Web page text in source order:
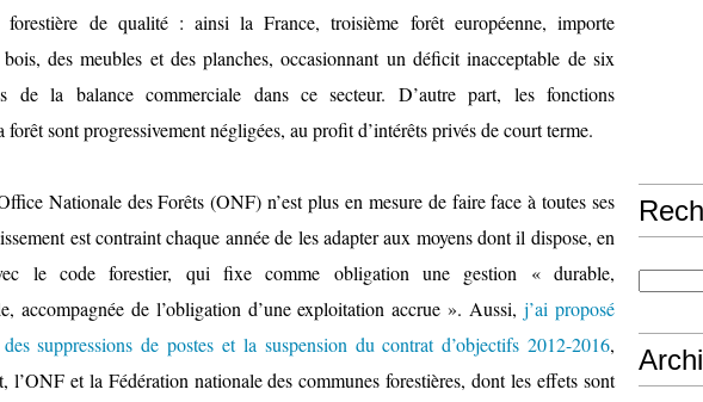
forestière de qualité : ainsi la France, troisième forêt européenne, importe
des meubles et des planches, occasionnant un déficit inacceptable de six
de la balance commerciale dans ce secteur. D’autre part, les fonctions
forêt sont progressivement négligées, au profit d’intérêts privés de court terme.
Nationale des Forêts (ONF) n’est plus en mesure de faire face à toutes ses
est contraint chaque année de les adapter aux moyens dont il dispose, en
le code forestier, qui fixe comme obligation une gestion « durable,
accompagnée de l’obligation d’une exploitation accrue ». Aussi,j’ai proposé
suppressions de postes et la suspension du contrat d’objectifs 2012-2016,
l’ONF et la Fédération nationale des communes forestières, dont les effets sont